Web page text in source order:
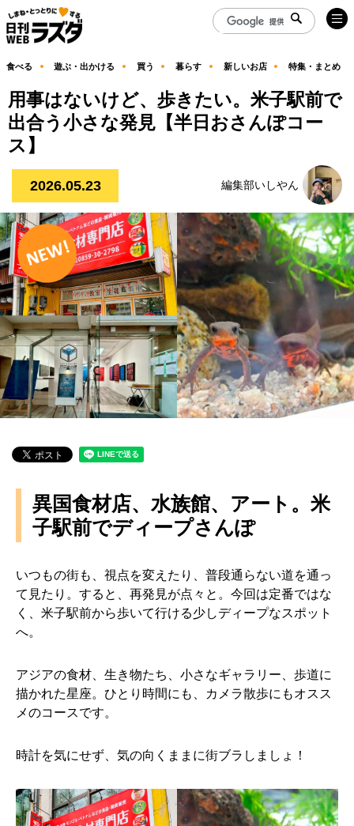
食べる 遊ぶ・出かける 買う 暮らす 新しいお店 特集・まとめ
用事はないけど、歩きたい。米子駅前で
出合う小さな発見【半日おさんぽコー
ス】
2026.05.23 編集部いしやん
異国食材店、水族館、アート。米
子駅前でディープさんぽ
いつもの街も、視点を変えたり、普段通らない道を通っ
て見たり。すると、再発見が点々と。今回は定番ではな
く、米子駅前から歩いて行ける少しディープなスポット
へ。
アジアの食材、生き物たち、小さなギャラリー、歩道に
描かれた星座。ひとり時間にも、カメラ散歩にもオスス
メのコースです。
時計を気にせず、気の向くままに街ブラしましょ！